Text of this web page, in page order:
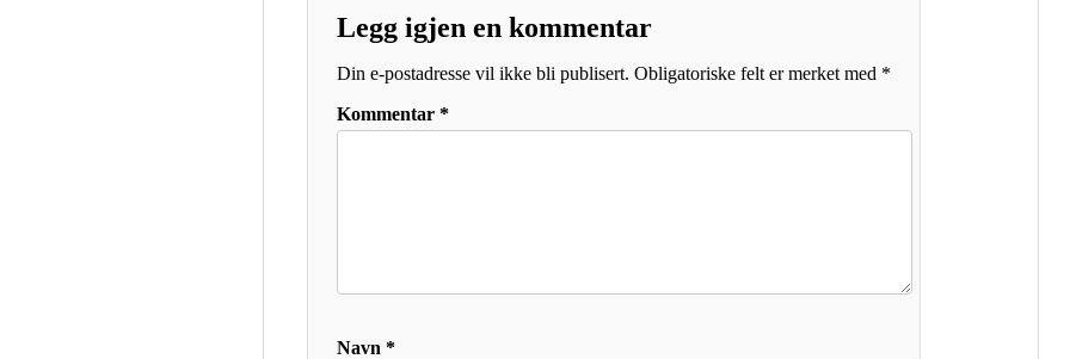
Legg igjen en kommentar
Din e-postadresse vil ikke bli publisert. Obligatoriske felt er merket med *
Kommentar*
Navn*